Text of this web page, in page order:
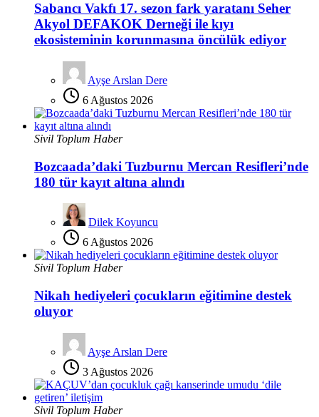
Sabancı Vakfı 17. sezon fark yaratanı Seher
Akyol DEFAKOK Derneği ile kıyı
ekosisteminin korunmasına öncülük ediyor
Ayşe Arslan Dere
6 Ağustos 2026
Sivil Toplum Haber
Bozcaada’daki Tuzburnu Mercan Resifleri’nde
180 tür kayıt altına alındı
Dilek Koyuncu
6 Ağustos 2026
Sivil Toplum Haber
Nikah hediyeleri çocukların eğitimine destek
oluyor
Ayşe Arslan Dere
3 Ağustos 2026
Sivil Toplum Haber